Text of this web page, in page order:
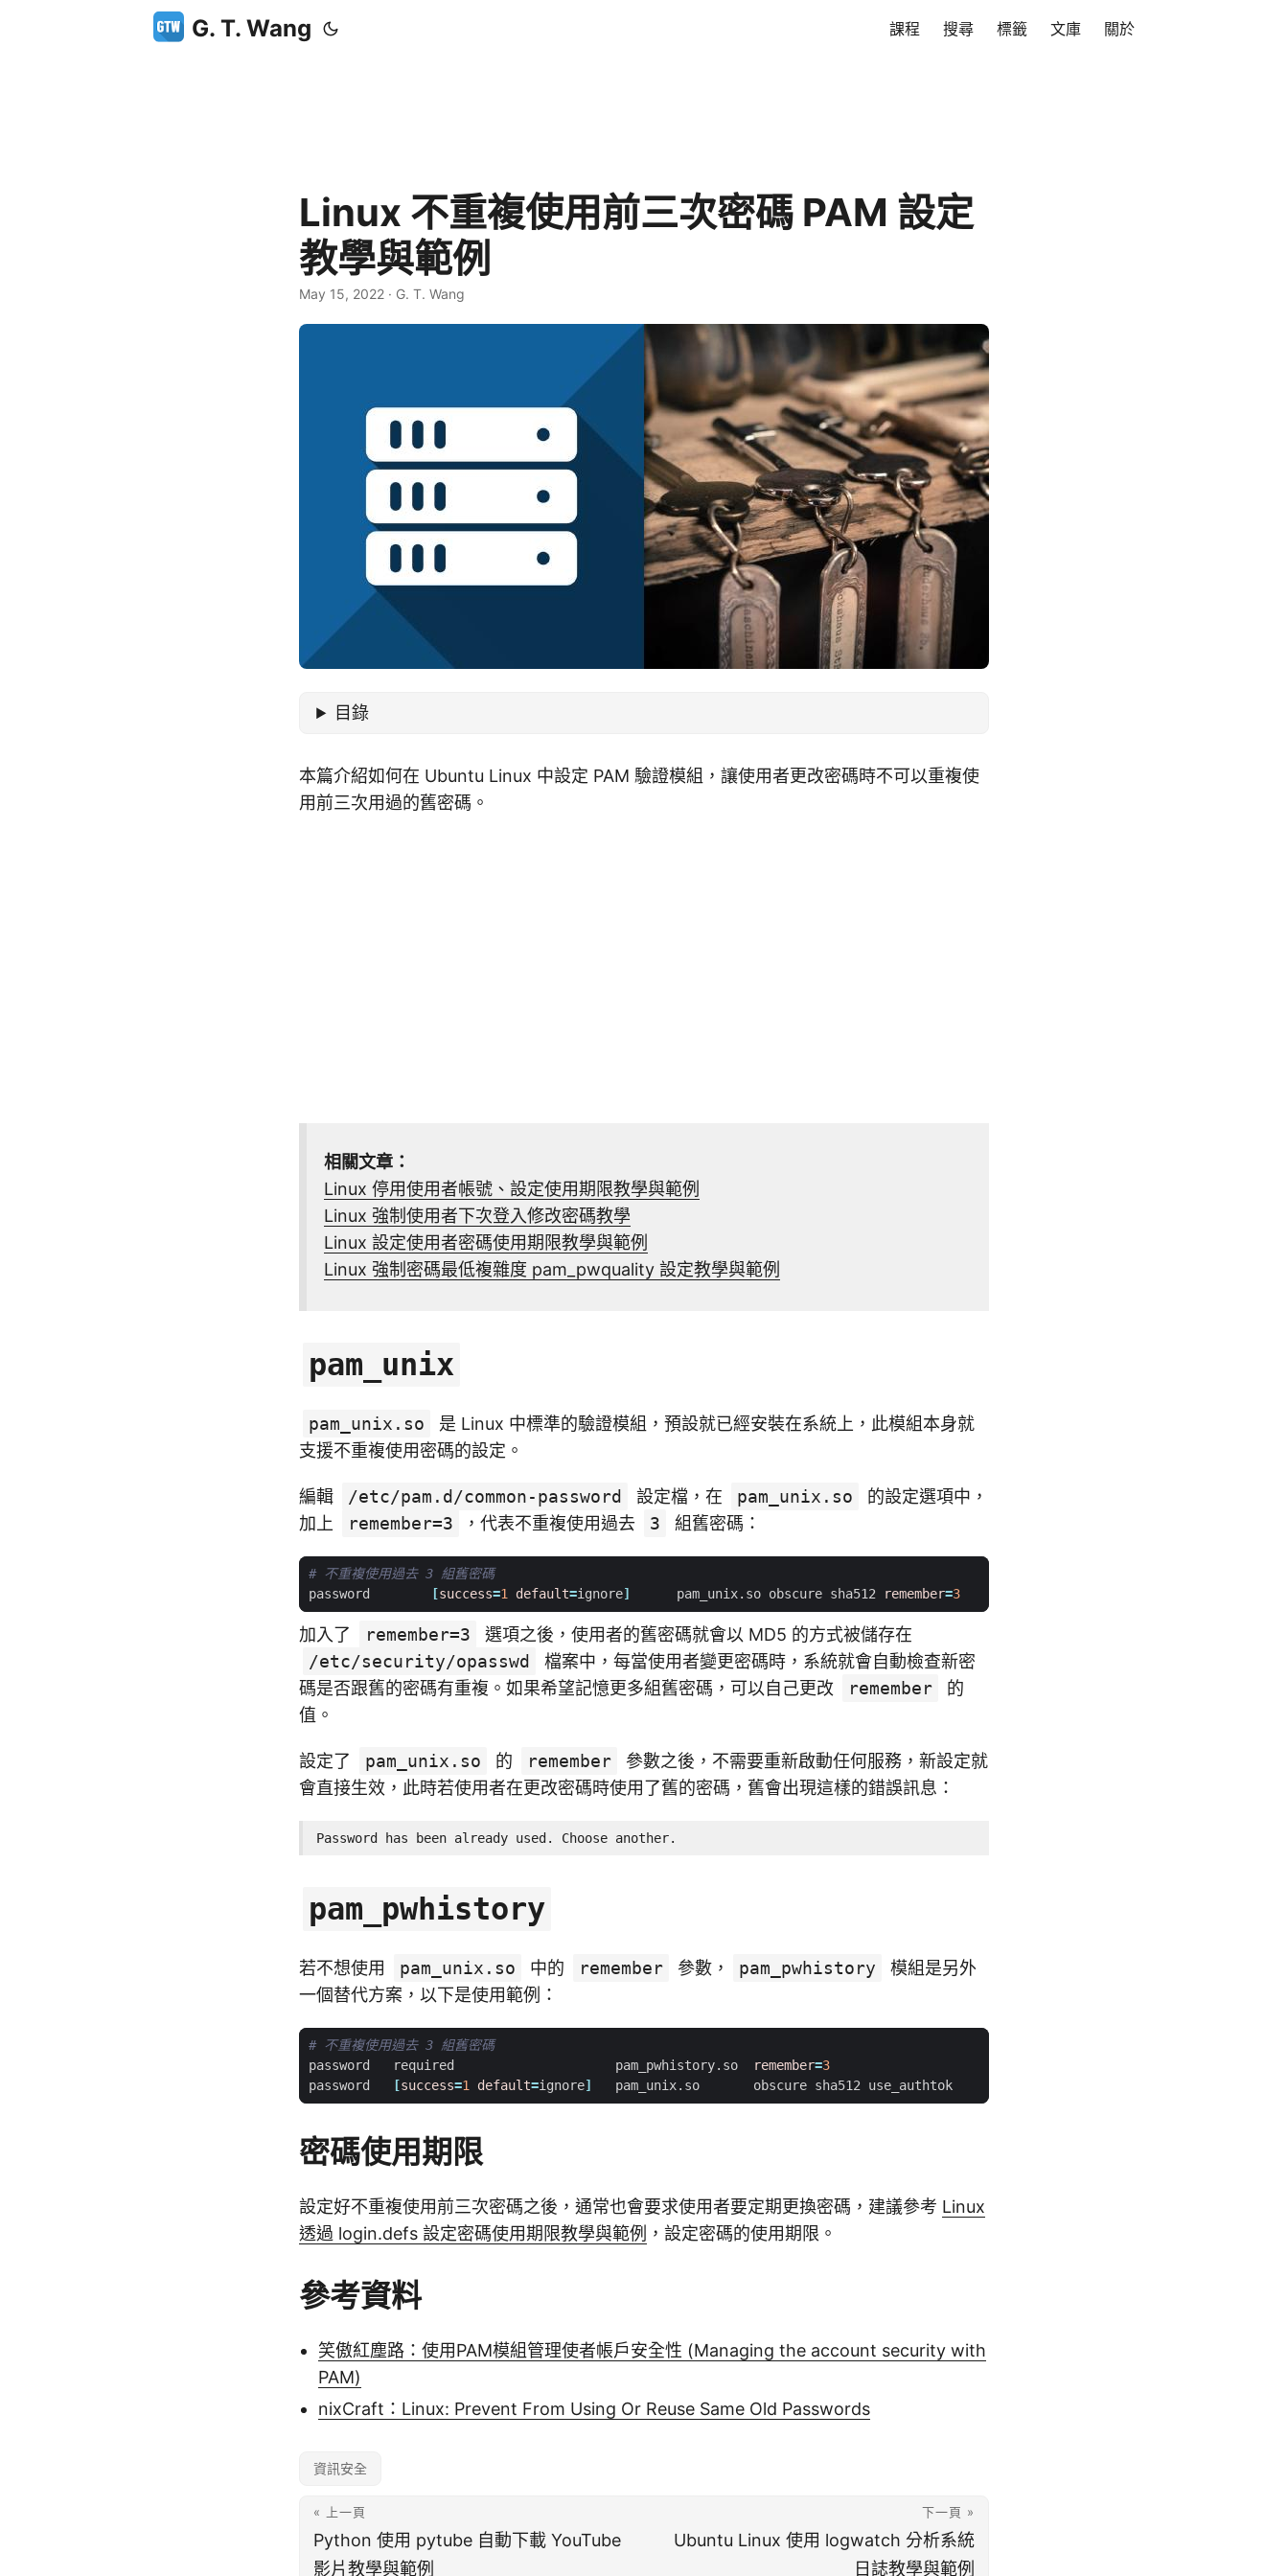
G. T. Wang 課程 搜尋 標籤 文庫 關於
Linux 不重複使用前三次密碼 PAM 設定
教學與範例
May 15, 2022 · G. T. Wang
目錄
本篇介紹如何在 Ubuntu Linux 中設定 PAM 驗證模組，讓使用者更改密碼時不可以重複使
用前三次用過的舊密碼。
相關文章：
Linux 停用使用者帳號、設定使用期限教學與範例
Linux 強制使用者下次登入修改密碼教學
Linux 設定使用者密碼使用期限教學與範例
Linux 強制密碼最低複雜度 pam_pwquality 設定教學與範例
pam_unix
pam_unix.so
是 Linux 中標準的驗證模組，預設就已經安裝在系統上，此模組本身就
支援不重複使用密碼的設定。
編輯 /etc/pam.d/common-password 設定檔，在 pam_unix.so
的設定選項中，
加上
remember=3 ，代表不重複使用過去 3 組舊密碼：
# 不重複使用過去 3 組舊密碼
password
[success=1 default=ignore]
      pam_unix.so obscure sha512
remember=3
加入了 remember=3
選項之後，使用者的舊密碼就會以 MD5 的方式被儲存在
/etc/security/opasswd
檔案中，每當使用者變更密碼時，系統就會自動檢查新密
碼是否跟舊的密碼有重複。如果希望記憶更多組舊密碼，可以自己更改
remember
的
值。
設定了 pam_unix.so 的 remember
參數之後，不需要重新啟動任何服務，新設定就
會直接生效，此時若使用者在更改密碼時使用了舊的密碼，舊會出現這樣的錯誤訊息：
Password has been already used. Choose another.
pam_pwhistory
若不想使用 pam_unix.so 中的 remember 參數， pam_pwhistory
模組是另外
一個替代方案，以下是使用範例：
# 不重複使用過去 3 組舊密碼
password   required                     pam_pwhistory.so
remember=3
password
[success=1 default=ignore]
密碼使用期限
設定好不重複使用前三次密碼之後，通常也會要求使用者要定期更換密碼，建議參考 Linux
透過 login.defs 設定密碼使用期限教學與範例 ，設定密碼的使用期限。
參考資料
笑傲紅塵路：使用PAM模組管理使者帳戶安全性 (Managing the account security with
PAM)
nixCraft：Linux: Prevent From Using Or Reuse Same Old Passwords
資訊安全
« 上一頁
Python 使用 pytube 自動下載 YouTube
影片教學與範例
下一頁 »
Ubuntu Linux 使用 logwatch 分析系統
日誌教學與範例